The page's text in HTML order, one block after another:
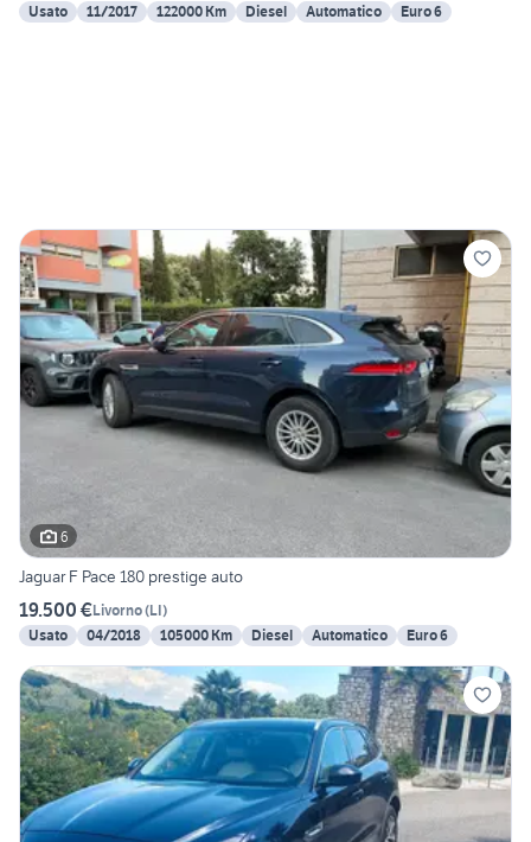
Usato
11/2017 122000 Km Diesel Automatico Euro 6
6
Jaguar F Pace 180 prestige auto
19.500 €Livorno(LI)
Usato
04/2018 105000 Km Diesel Automatico Euro 6